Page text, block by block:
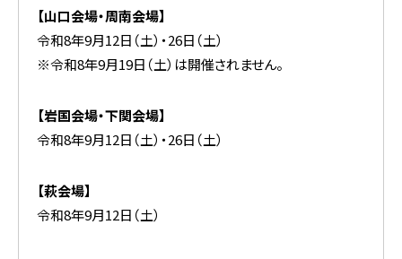
【山口会場・周南会場】
令和8年9月12日（土）・26日（土）
※令和8年9月19日（土）は開催されません。
【岩国会場・下関会場】
令和8年9月12日（土）・26日（土）
【萩会場】
令和8年9月12日（土）